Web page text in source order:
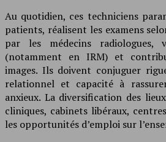
Au quotidien, ces techniciens
patients, réalisent les examens
par les médecins
(notamment en IRM) et
images. Ils doivent conjuguer
relationnel et capacité à
anxieux. La diversification des
cliniques, cabinets libéraux,
les opportunités d’emploi sur